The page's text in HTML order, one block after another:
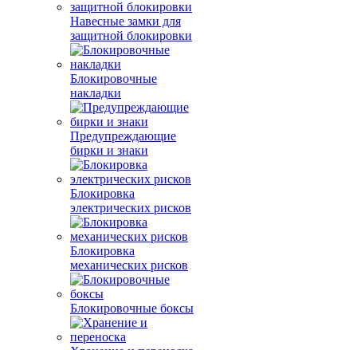
Навесные замки для
защитной блокировки
Блокировочные
накладки
Предупреждающие
бирки и знаки
Блокировка
электрических рисков
Блокировка
механических рисков
Блокировочные боксы